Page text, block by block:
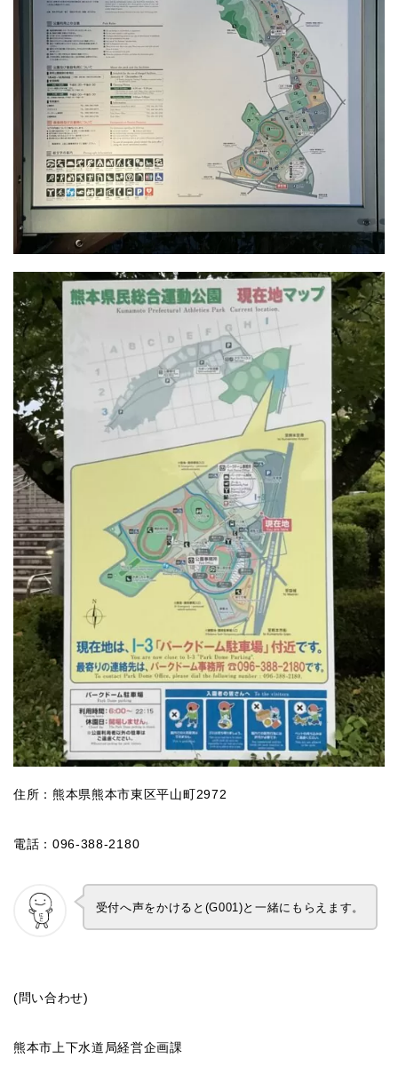
住所：熊本県熊本市東区平山町2972
電話：096-388-2180
受付へ声をかけると(G001)と一緒にもらえます。
(問い合わせ)
熊本市上下水道局経営企画課